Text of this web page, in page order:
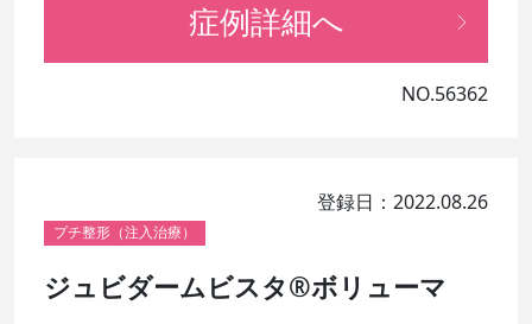
症例詳細へ
NO.56362
登録日：2022.08.26
プチ整形（注入治療）
ジュビダームビスタ®ボリューマ